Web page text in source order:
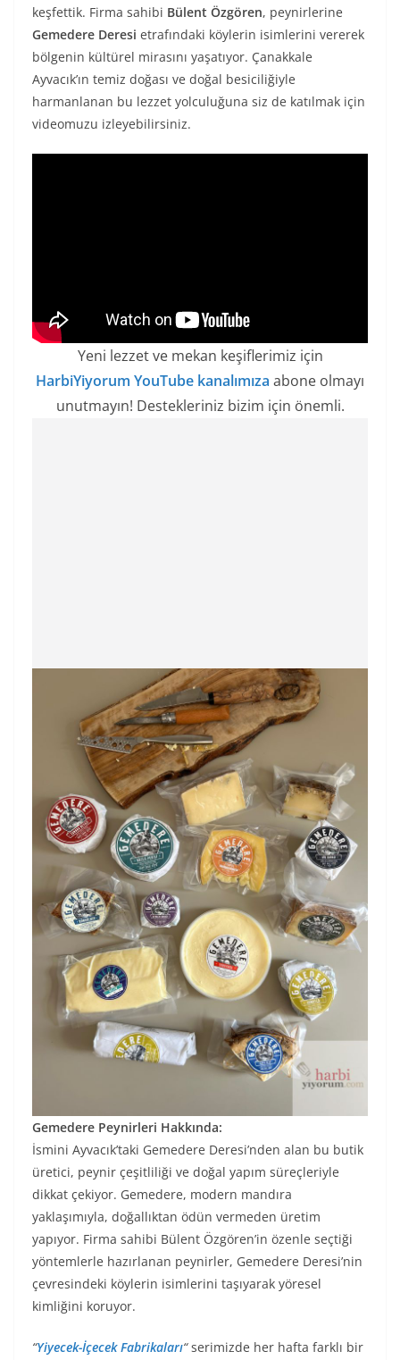
keşfettik. Firma sahibi Bülent Özgören, peynirlerine
Gemedere Deresi etrafındaki köylerin isimlerini vererek
bölgenin kültürel mirasını yaşatıyor. Çanakkale
Ayvacık’ın temiz doğası ve doğal besiciliğiyle
harmanlanan bu lezzet yolculuğuna siz de katılmak için
videomuzu izleyebilirsiniz.
Yeni lezzet ve mekan keşiflerimiz için
HarbiYiyorum YouTube kanalımıza abone olmayı
unutmayın! Destekleriniz bizim için önemli.
Gemedere Peynirleri Hakkında:
İsmini Ayvacık’taki Gemedere Deresi’nden alan bu butik
üretici, peynir çeşitliliği ve doğal yapım süreçleriyle
dikkat çekiyor. Gemedere, modern mandıra
yaklaşımıyla, doğallıktan ödün vermeden üretim
yapıyor. Firma sahibi Bülent Özgören’in özenle seçtiği
yöntemlerle hazırlanan peynirler, Gemedere Deresi’nin
çevresindeki köylerin isimlerini taşıyarak yöresel
kimliğini koruyor.
“Yiyecek-İçecek Fabrikaları“serimizde her hafta farklı bir